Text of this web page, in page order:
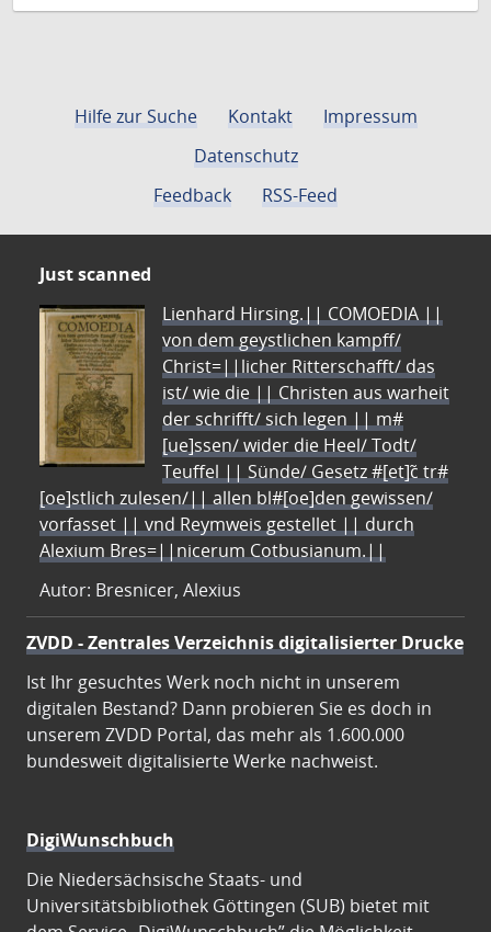
Hilfe zur Suche Kontakt
Impressum
Datenschutz
Feedback
RSS-Feed
Just scanned
Lienhard Hirsing.|| COMOEDIA ||
von dem geystlichen kampff/
Christ=||licher Ritterschafft/ das
ist/ wie die || Christen aus warheit
der schrifft/ sich legen || m#
[ue]ssen/ wider die Heel/ Todt/
Teuffel || Sünde/ Gesetz #[et]c̃ tr#
[oe]stlich zulesen/|| allen bl#[oe]den gewissen/
vorfasset || vnd Reymweis gestellet || durch
Alexium Bres=||nicerum Cotbusianum.||
Autor: Bresnicer, Alexius
ZVDD - Zentrales Verzeichnis digitalisierter Drucke
Ist Ihr gesuchtes Werk noch nicht in unserem
digitalen Bestand? Dann probieren Sie es doch in
unserem ZVDD Portal, das mehr als 1.600.000
bundesweit digitalisierte Werke nachweist.
DigiWunschbuch
Die Niedersächsische Staats- und
Universitätsbibliothek Göttingen (SUB) bietet mit